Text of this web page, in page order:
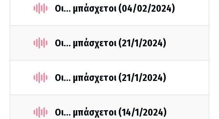
Οι... μπάσχετοι (04/02/2024)
Οι... μπάσχετοι (21/1/2024)
Οι... μπάσχετοι (21/1/2024)
Οι... μπάσχετοι (14/1/2024)